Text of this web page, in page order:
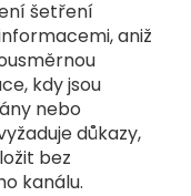
šetření
aniž
kdy jsou
nebo
důkazy,
bez
kanálu.